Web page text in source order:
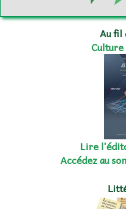
Au fil
Lire
Accédez au